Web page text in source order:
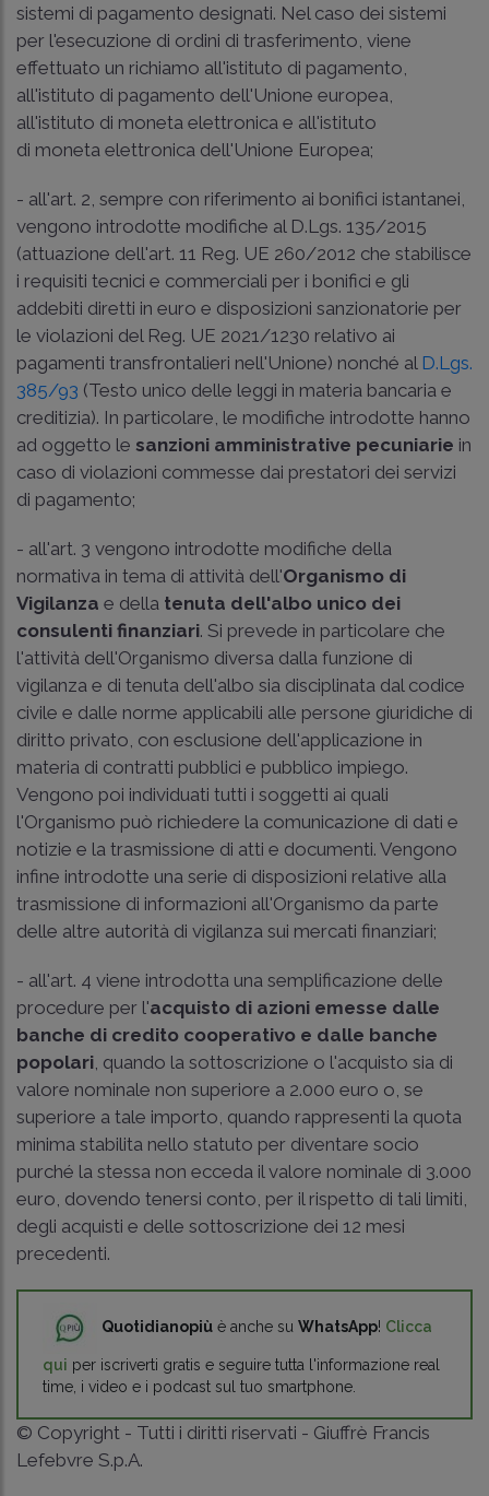
sistemi di pagamento designati. Nel caso dei sistemi
per l'esecuzione di ordini di trasferimento, viene
effettuato un richiamo all'istituto di pagamento,
all'istituto di pagamento dell'Unione europea,
all'istituto di moneta elettronica e all'istituto
di moneta elettronica dell'Unione Europea;
- all'art. 2, sempre con riferimento ai bonifici istantanei,
vengono introdotte modifiche al D.Lgs. 135/2015
(attuazione dell'art. 11 Reg. UE 260/2012 che stabilisce
i requisiti tecnici e commerciali per i bonifici e gli
addebiti diretti in euro e disposizioni sanzionatorie per
le violazioni del Reg. UE 2021/1230 relativo ai
pagamenti transfrontalieri nell'Unione) nonché al D.Lgs.
385/93 (Testo unico delle leggi in materia bancaria e
creditizia). In particolare, le modifiche introdotte hanno
ad oggetto le sanzioni amministrative pecuniarie in
caso di violazioni commesse dai prestatori dei servizi
di pagamento;
- all'art. 3 vengono introdotte modifiche della
normativa in tema di attività dell'Organismo di
Vigilanza e della tenuta dell'albo unico dei
consulenti finanziari. Si prevede in particolare che
l'attività dell'Organismo diversa dalla funzione di
vigilanza e di tenuta dell'albo sia disciplinata dal codice
civile e dalle norme applicabili alle persone giuridiche di
diritto privato, con esclusione dell'applicazione in
materia di contratti pubblici e pubblico impiego.
Vengono poi individuati tutti i soggetti ai quali
l'Organismo può richiedere la comunicazione di dati e
notizie e la trasmissione di atti e documenti. Vengono
infine introdotte una serie di disposizioni relative alla
trasmissione di informazioni all'Organismo da parte
delle altre autorità di vigilanza sui mercati finanziari;
- all'art. 4 viene introdotta una semplificazione delle
procedure per l'acquisto di azioni emesse dalle
banche di credito cooperativo e dalle banche
popolari , quando la sottoscrizione o l'acquisto sia di
valore nominale non superiore a 2.000 euro o, se
superiore a tale importo, quando rappresenti la quota
minima stabilita nello statuto per diventare socio
purché la stessa non ecceda il valore nominale di 3.000
euro, dovendo tenersi conto, per il rispetto di tali limiti,
degli acquisti e delle sottoscrizione dei 12 mesi
precedenti.
Quotidianopiù è anche su WhatsApp! Clicca
qui per iscriverti gratis e seguire tutta l'informazione real
time, i video e i podcast sul tuo smartphone.
© Copyright - Tutti i diritti riservati - Giuffrè Francis
Lefebvre S.p.A.